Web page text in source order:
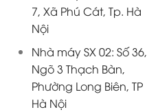
7, Xã Phú Cát, Tp. Hà
Nội
Nhà máy SX 02: Số 36,
Ngõ 3 Thạch Bàn,
Phường Long Biên, TP
Hà Nội